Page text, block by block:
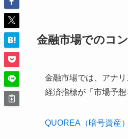
金融市場でのコ
金融市場では、アナ
経済指標が「市場予
QUOREA（暗号資産）